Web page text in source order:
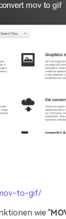
to-gif/
wie "